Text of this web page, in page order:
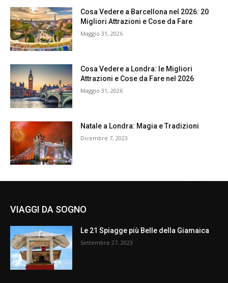
Cosa Vedere a Barcellona nel 2026: 20
Migliori Attrazioni e Cose da Fare
Maggio 31, 2026
Cosa Vedere a Londra: le Migliori
Attrazioni e Cose da Fare nel 2026
Maggio 31, 2026
Natale a Londra: Magia e Tradizioni
Dicembre 7, 2023
VIAGGI DA SOGNO
Le 21 Spiagge più Belle della Giamaica
Settembre 27, 2023